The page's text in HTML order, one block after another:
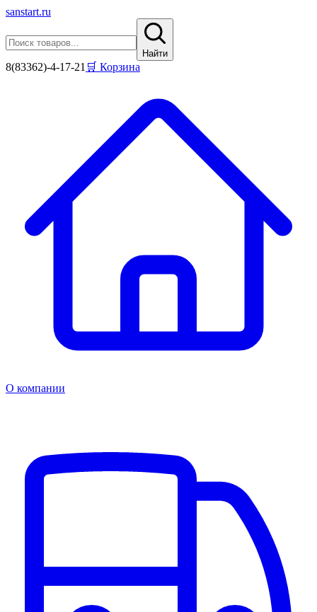
sanstart.ru
Найти
8(83362)-4-17-21 🛒 Корзина
О компании